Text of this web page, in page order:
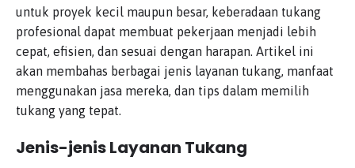
untuk proyek kecil maupun besar, keberadaan tukang
profesional dapat membuat pekerjaan menjadi lebih
cepat, efisien, dan sesuai dengan harapan. Artikel ini
akan membahas berbagai jenis layanan tukang, manfaat
menggunakan jasa mereka, dan tips dalam memilih
tukang yang tepat.
Jenis-jenis Layanan Tukang